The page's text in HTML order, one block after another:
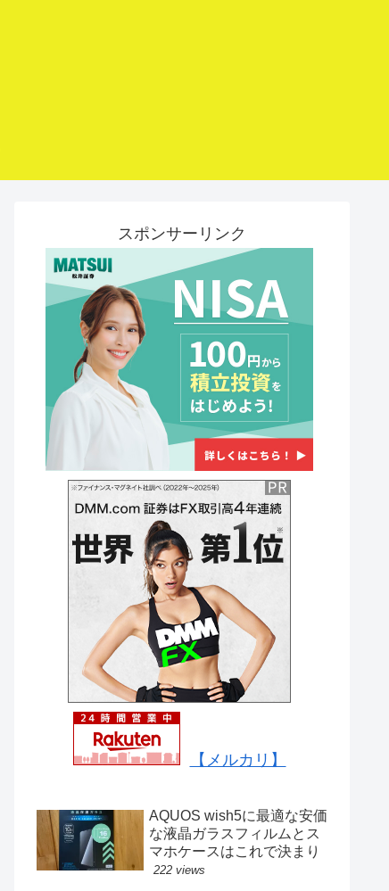
スポンサーリンク
【メルカリ】
AQUOS wish5に最適な安価
な液晶ガラスフィルムとス
マホケースはこれで決まり
222 views